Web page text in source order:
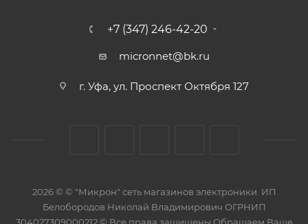
+7 (347) 246-42-20
micronnet@bk.ru
г. Уфа, ул. Проспект Октября 127
2026 © © "Микрон" сеть магазинов электроники. ИП
Белобородов Николай Владимирович ОГРНИП